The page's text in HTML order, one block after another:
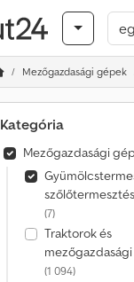
Mezőgazdasági gépek
Kategória
Mezőgazdasági
(7)
Traktorok és
(1 094)